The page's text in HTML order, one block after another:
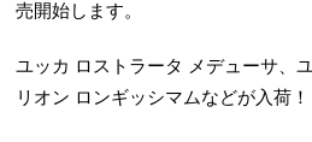
売開始します。
ユッカ ロストラータ メデューサ、
リオン ロンギッシマムなどが入荷！